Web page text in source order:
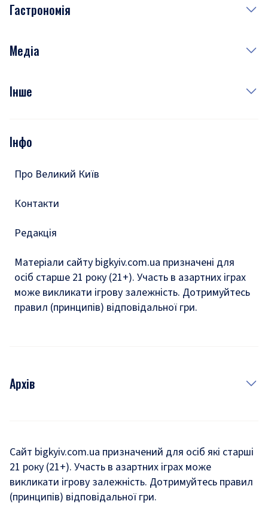
Субота
Краса
Гастрономія
Рецепти
Медіа
Фото
Подкасти
Інше
Тести
Інфо
Про Великий Київ
Контакти
Редакція
Матеріали сайту bigkyiv.com.ua призначені для
осіб старше 21 року (21+). Участь в азартних іграх
може викликати ігрову залежність. Дотримуйтесь
правил (принципів) відповідальної гри.
Архів
Комуналка
Хроніки війни
Сайт bigkyiv.com.ua призначений для осіб які старші
21 року (21+). Участь в азартних іграх може
викликати ігрову залежність. Дотримуйтесь правил
(принципів) відповідальної гри.